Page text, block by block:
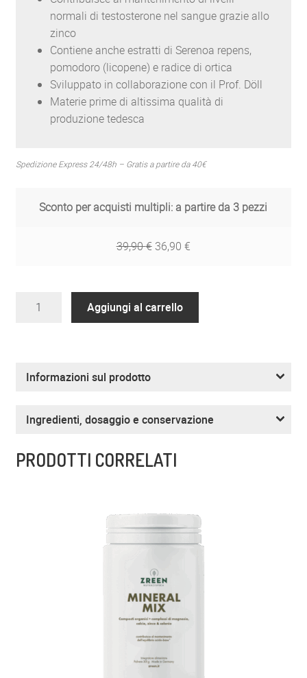
normali di testosterone nel sangue grazie allo
zinco
Contiene anche estratti di Serenoa repens,
pomodoro (licopene) e radice di ortica
Sviluppato in collaborazione con il Prof. Döll
Materie prime di altissima qualità di
produzione tedesca
Spedizione Express 24/48h – Gratis a partire da 40€
Sconto per acquisti multipli: a partire da 3 pezzi
39,90€36,90 €
ZREEN
Aggiungi al carrello
Informazioni sul prodotto
Ingredienti, dosaggio e conservazione
PRODOTTI CORRELATI